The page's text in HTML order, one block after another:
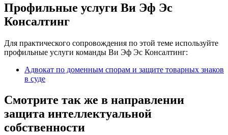
Профильные услуги Ви Эф Эс
Консалтинг
Для практического сопровождения по этой теме используйте
профильные услуги команды Ви Эф Эс Консалтинг:
Адвокат по доменным спорам и защите товарных знаков
в суде
Смотрите так же в направлении
защита интеллектуальной
собственности